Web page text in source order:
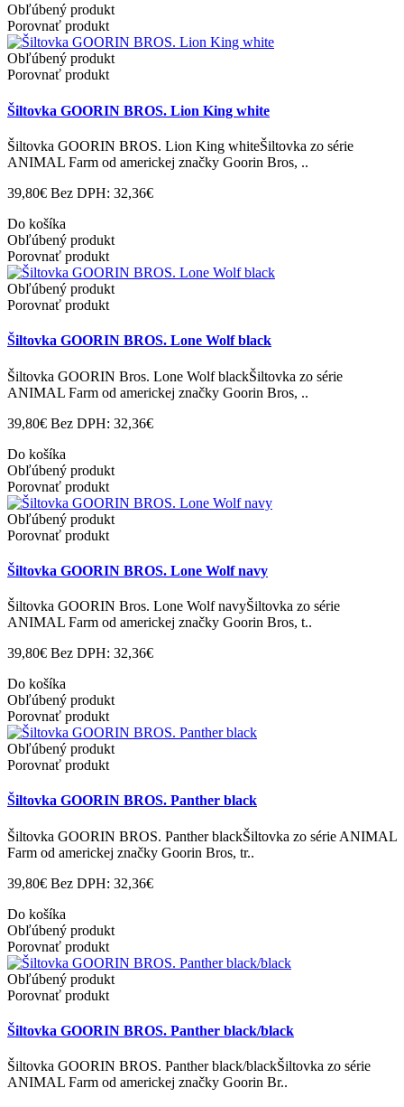
Obľúbený produkt
Porovnať produkt
Obľúbený produkt
Porovnať produkt
Šiltovka GOORIN BROS. Lion King white
Šiltovka GOORIN BROS. Lion King whiteŠiltovka zo série
ANIMAL Farm od americkej značky Goorin Bros, ..
39,80€ Bez DPH: 32,36€
Do košíka
Obľúbený produkt
Porovnať produkt
Obľúbený produkt
Porovnať produkt
Šiltovka GOORIN BROS. Lone Wolf black
Šiltovka GOORIN Bros. Lone Wolf blackŠiltovka zo série
ANIMAL Farm od americkej značky Goorin Bros, ..
39,80€ Bez DPH: 32,36€
Do košíka
Obľúbený produkt
Porovnať produkt
Obľúbený produkt
Porovnať produkt
Šiltovka GOORIN BROS. Lone Wolf navy
Šiltovka GOORIN Bros. Lone Wolf navyŠiltovka zo série
ANIMAL Farm od americkej značky Goorin Bros, t..
39,80€ Bez DPH: 32,36€
Do košíka
Obľúbený produkt
Porovnať produkt
Obľúbený produkt
Porovnať produkt
Šiltovka GOORIN BROS. Panther black
Šiltovka GOORIN BROS. Panther blackŠiltovka zo série ANIMAL
Farm od americkej značky Goorin Bros, tr..
39,80€ Bez DPH: 32,36€
Do košíka
Obľúbený produkt
Porovnať produkt
Obľúbený produkt
Porovnať produkt
Šiltovka GOORIN BROS. Panther black/black
Šiltovka GOORIN BROS. Panther black/blackŠiltovka zo série
ANIMAL Farm od americkej značky Goorin Br..